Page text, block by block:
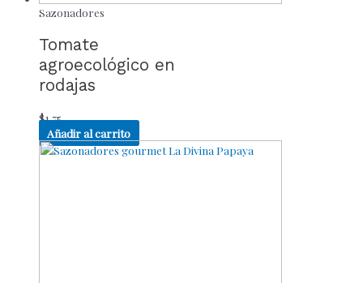
Sazonadores
Tomate
agroecológico en
rodajas
$1.75
Añadir al carrito